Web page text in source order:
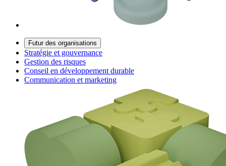
Futur des organisations
Stratégie et gouvernance
Gestion des risques
Conseil en développement durable
Communication et marketing